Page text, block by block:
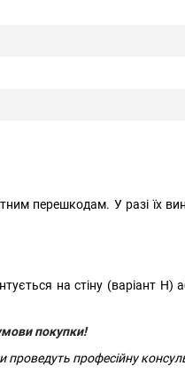
перешкодам. У разі їх
на стіну (варіант Н)
покупки!
професійну